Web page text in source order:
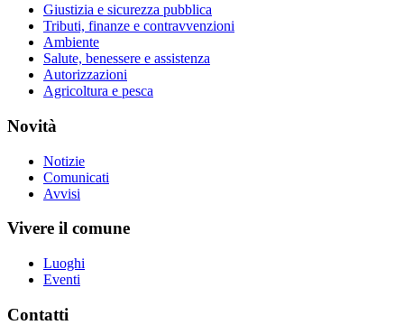
Giustizia e sicurezza pubblica
Tributi, finanze e contravvenzioni
Ambiente
Salute, benessere e assistenza
Autorizzazioni
Agricoltura e pesca
Novità
Notizie
Comunicati
Avvisi
Vivere il comune
Luoghi
Eventi
Contatti